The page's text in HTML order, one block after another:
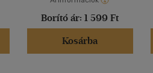
Borító ár: 1 599 Ft
Kosárba